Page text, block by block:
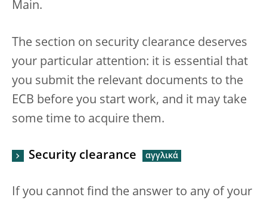
Main.
The section on security clearance deserves
your particular attention: it is essential that
you submit the relevant documents to the
ECB before you start work, and it may take
some time to acquire them.
Security clearance
If you cannot find the answer to any of your